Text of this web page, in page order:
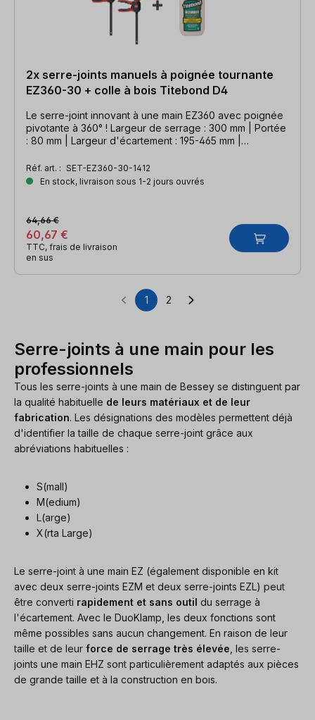
2x serre-joints manuels à poignée tournante
EZ360-30 + colle à bois Titebond D4
Le serre-joint innovant à une main EZ360 avec poignée
pivotante à 360° ! Largeur de serrage : 300 mm | Portée
: 80 mm | Largeur d'écartement : 195-465 mm |
Réf. art. : SET-EZ360-30-1412
En stock, livraison sous 1-2 jours ouvrés
60,67 €
64,66 €
TTC, frais de livraison
en sus
Page
1 Page
2
Serre-joints à une main pour les
professionnels
Tous les serre-joints à une main de Bessey se distinguent par
la qualité habituelle de leurs matériaux et de leur
fabrication. Les désignations des modèles permettent déjà
d'identifier la taille de chaque serre-joint grâce aux
abréviations habituelles :
S(mall)
M(edium)
L(arge)
X(rta Large)
Le serre-joint à une main EZ (également disponible en kit
avec deux serre-joints EZM et deux serre-joints EZL) peut
être converti rapidement et sans outil du serrage à
l'écartement. Avec le DuoKlamp, les deux fonctions sont
même possibles sans aucun changement. En raison de leur
taille et de leur force de serrage très élevée , les serre-
joints une main EHZ sont particulièrement adaptés aux pièces
de grande taille et à la construction en bois.